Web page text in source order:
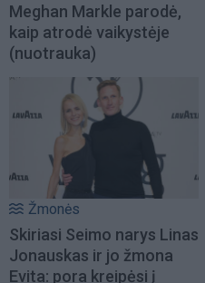
Meghan Markle parodė,
kaip atrodė vaikystėje
(nuotrauka)
Žmonės
Skiriasi Seimo narys Linas
Jonauskas ir jo žmona
Evita: pora kreipėsi į